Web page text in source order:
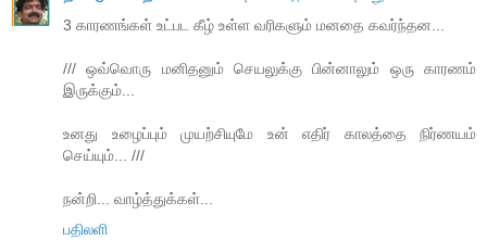
3 காரணங்கள் உட்பட கீழ் உள்ள வரிகளும் மனதை கவர்ந்தன...
/// ஒவ்வொரு மனிதனும் செயலுக்கு பின்னாலும் ஒரு காரணம்
இருக்கும்...
உனது உழைப்பும் முயற்சியுமே உன் எதிர் காலத்தை நிர்ணயம்
செய்யும்... ///
நன்றி... வாழ்த்துக்கள்...
பதிலளி